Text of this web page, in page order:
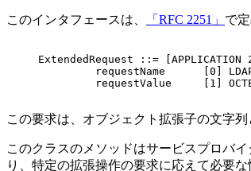
このインタフェースは、 「RFC 2251」 で
ExtendedRequest ::= [APPLICATION
requestName      [0]
requestValue     [1]
この要求は、オブジェクト拡張子の文字
このクラスのメソッドはサービスプロバ
り、特定の拡張操作の要求に応えて必要